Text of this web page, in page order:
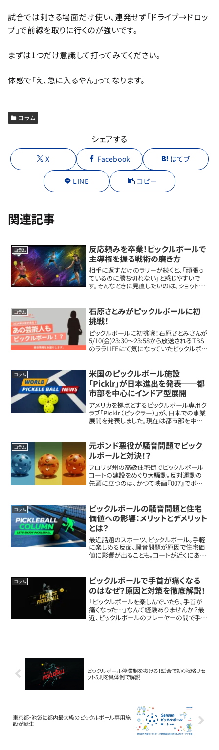
試合では刺さる場面だけ使い、連発せず「ドライブ→ドロッ
プ」で前線を取りに行くのが強いです。
まずは1つだけ意識して打ってみてください。
体感で「え、急に入るやん」ってなります。
コラム
シェアする
X Facebook はてブ
LINE コピー
関連記事
コラム
反応頼みを卒業！ピックルボールで
主導権を握る戦術の磨き方
相手に返すだけのラリーが続くと、「頑張っ
ているのに勝ち切れない」と感じやすいで
す。そんなときに見直したいのは、ショットの
自分から展開を作るための考え方を、実戦
イ...
コラム
石原さとみがピックルボールに初
挑戦！
ピックルボールに初挑戦！石原さとみさんが
5/10(金)23:30〜23:58から放送されるTBS
のララLIFEにて気になっていたピックルボー
す。ファンの声石原さと...
コラム
米国のピックルボール施設
「Picklr」が日本進出を発表──都
市部を中心にインドア型展開
アメリカを拠点とするピックルボール専用ク
ラブ「Picklr（ピックラー）」が、日本での事業
展開を発表しました。現在は都市部を中心
す。Picklrとは？Picklrは...
コラム
元ボンド悪役が騒音問題でピック
ルボールと対決！？
フロリダ州の高級住宅街でピックルボール
コートの建設をめぐり大騒動。反対運動の
先頭に立つのは、かつて映画『007』でボンド
現代的なテーマです。映画スターが登場...
コラム
ピックルボールの騒音問題と住宅
価値への影響：メリットとデメリット
とは？
最近話題のスポーツ、ピックルボール。手軽
に楽しめる反面、騒音問題が原因で住宅価
値に影響が出ることも。コートが近くにある
ルコートが住宅に与える影響について詳し
く解...
コラム
ピックルボールで手首が痛くなる
のはなぜ？原因と対策を徹底解説！
「ピックルボールを楽しんでいたら、手首が
痛くなった…」なんて経験ありませんか？最
近、ピックルボールのプレーヤーの間で手首
ピックルボール停滞期を抜ける！試合で効く戦略リセ
ット5則を具体例で解説
東京都・池袋に都内最大級のピックルボール専用施
設が誕生